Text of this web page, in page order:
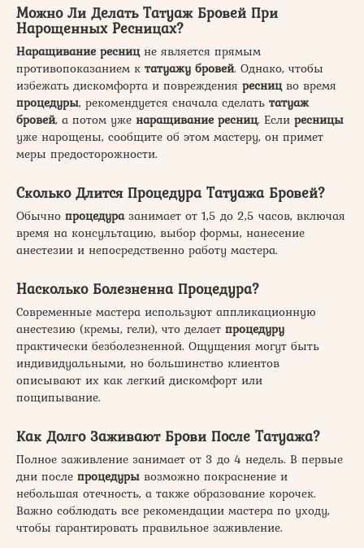
Можно Ли Делать Татуаж Бровей При
Нарощенных Ресницах?
Наращивание ресницне является прямым
противопоказанием к татуажу бровей. Однако, чтобы
избежать дискомфорта и повреждения ресницво время
процедуры, рекомендуется сначала сделать татуаж
бровей, а потом уже наращивание ресниц. Если ресницы
уже нарощены, сообщите об этом мастеру, он примет
меры предосторожности.
Сколько Длится Процедура Татуажа Бровей?
Обычно процедуразанимает от 1,5 до 2,5 часов, включая
время на консультацию, выбор формы, нанесение
анестезии и непосредственно работу мастера.
Насколько Болезненна Процедура?
Современные мастера используют аппликационную
анестезию (кремы, гели), что делает процедуру
практически безболезненной. Ощущения могут быть
индивидуальными, но большинство клиентов
описывают их как легкий дискомфорт или
пощипывание.
Как Долго Заживают Брови После Татуажа?
Полное заживление занимает от 3 до 4 недель. В первые
дни после процедуры возможно покраснение и
небольшая отечность, а также образование корочек.
Важно соблюдать все рекомендации мастера по уходу,
чтобы гарантировать правильное заживление.